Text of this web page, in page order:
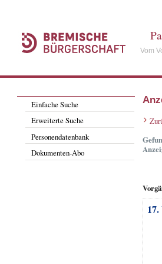
Vom
Einfache Suche
Erweiterte Suche
Personendatenbank
Dokumenten-Abo